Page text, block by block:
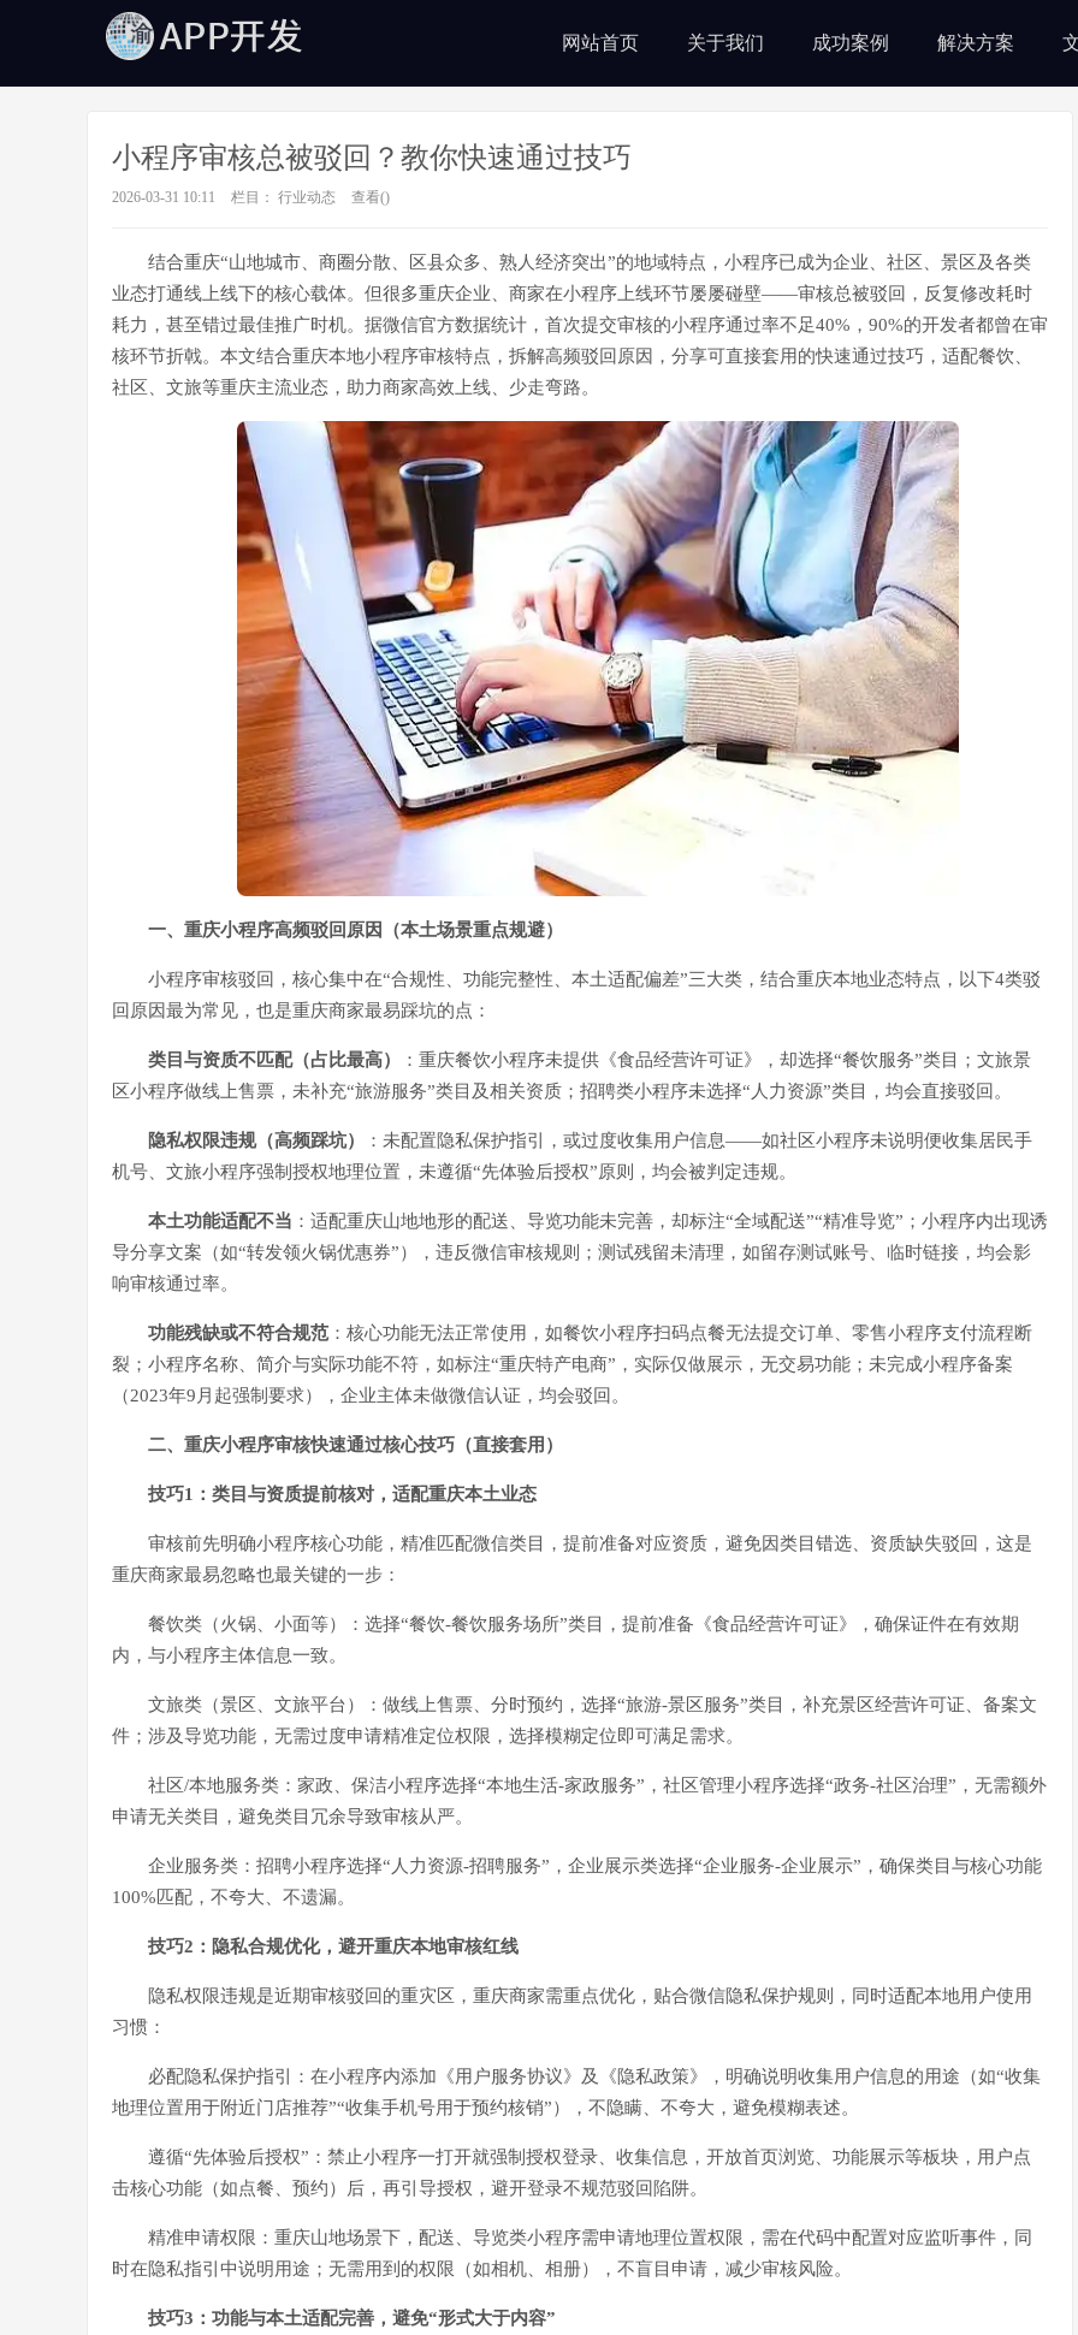
网站首页 关于我们 成功案例 解决方案
小程序审核总被驳回？教你快速通过技巧
2026-03-31 10:11 栏目： 行业动态 查看()
结合重庆“山地城市、商圈分散、区县众多、熟人经济突出”的地域特点，小程序已成为企业、社区、景区及各类
业态打通线上线下的核心载体。但很多重庆企业、商家在小程序上线环节屡屡碰壁——审核总被驳回，反复修改耗时
耗力，甚至错过最佳推广时机。据微信官方数据统计，首次提交审核的小程序通过率不足40%，90%的开发者都曾在审
核环节折戟。本文结合重庆本地小程序审核特点，拆解高频驳回原因，分享可直接套用的快速通过技巧，适配餐饮、
社区、文旅等重庆主流业态，助力商家高效上线、少走弯路。
一、重庆小程序高频驳回原因（本土场景重点规避）
小程序审核驳回，核心集中在“合规性、功能完整性、本土适配偏差”三大类，结合重庆本地业态特点，以下4类驳
回原因最为常见，也是重庆商家最易踩坑的点：
类目与资质不匹配（占比最高）
：重庆餐饮小程序未提供《食品经营许可证》，却选择“餐饮服务”类目；文旅景
区小程序做线上售票，未补充“旅游服务”类目及相关资质；招聘类小程序未选择“人力资源”类目，均会直接驳回。
隐私权限违规（高频踩坑）
：未配置隐私保护指引，或过度收集用户信息——如社区小程序未说明便收集居民手
机号、文旅小程序强制授权地理位置，未遵循“先体验后授权”原则，均会被判定违规。
本土功能适配不当 ：适配重庆山地地形的配送、导览功能未完善，却标注“全域配送”“精准导览”；小程序内出现诱
导分享文案（如“转发领火锅优惠券”），违反微信审核规则；测试残留未清理，如留存测试账号、临时链接，均会影
响审核通过率。
功能残缺或不符合规范 ：核心功能无法正常使用，如餐饮小程序扫码点餐无法提交订单、零售小程序支付流程断
裂；小程序名称、简介与实际功能不符，如标注“重庆特产电商”，实际仅做展示，无交易功能；未完成小程序备案
（2023年9月起强制要求），企业主体未做微信认证，均会驳回。
二、重庆小程序审核快速通过核心技巧（直接套用）
技巧1：类目与资质提前核对，适配重庆本土业态
审核前先明确小程序核心功能，精准匹配微信类目，提前准备对应资质，避免因类目错选、资质缺失驳回，这是
重庆商家最易忽略也最关键的一步：
餐饮类（火锅、小面等）：选择“餐饮-餐饮服务场所”类目，提前准备《食品经营许可证》，确保证件在有效期
内，与小程序主体信息一致。
文旅类（景区、文旅平台）：做线上售票、分时预约，选择“旅游-景区服务”类目，补充景区经营许可证、备案文
件；涉及导览功能，无需过度申请精准定位权限，选择模糊定位即可满足需求。
社区/本地服务类：家政、保洁小程序选择“本地生活-家政服务”，社区管理小程序选择“政务-社区治理”，无需额外
申请无关类目，避免类目冗余导致审核从严。
企业服务类：招聘小程序选择“人力资源-招聘服务”，企业展示类选择“企业服务-企业展示”，确保类目与核心功能
100%匹配，不夸大、不遗漏。
技巧2：隐私合规优化，避开重庆本地审核红线
隐私权限违规是近期审核驳回的重灾区，重庆商家需重点优化，贴合微信隐私保护规则，同时适配本地用户使用
习惯：
必配隐私保护指引：在小程序内添加《用户服务协议》及《隐私政策》，明确说明收集用户信息的用途（如“收集
地理位置用于附近门店推荐”“收集手机号用于预约核销”），不隐瞒、不夸大，避免模糊表述。
遵循“先体验后授权”：禁止小程序一打开就强制授权登录、收集信息，开放首页浏览、功能展示等板块，用户点
击核心功能（如点餐、预约）后，再引导授权，避开登录不规范驳回陷阱。
精准申请权限：重庆山地场景下，配送、导览类小程序需申请地理位置权限，需在代码中配置对应监听事件，同
时在隐私指引中说明用途；无需用到的权限（如相机、相册），不盲目申请，减少审核风险。
技巧3：功能与本土适配完善，避免“形式大于内容”